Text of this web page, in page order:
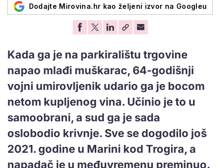
Dodajte Mirovina.hr kao željeni izvor na Googleu
Kada ga je na parkiralištu trgovine
napao mlađi muškarac, 64-godišnji
vojni umirovljenik udario ga je bocom
netom kupljenog vina. Učinio je to u
samoobrani, a sud ga je sada
oslobodio krivnje. Sve se dogodilo još
2021. godine u Marini kod Trogira, a
napadač je u međuvremenu preminuo.